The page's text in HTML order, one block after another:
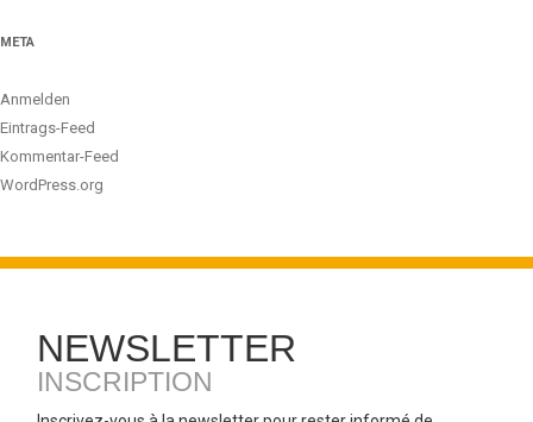
META
Anmelden
Eintrags-Feed
Kommentar-Feed
WordPress.org
NEWSLETTER
INSCRIPTION